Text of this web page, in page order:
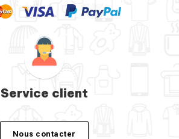
Service client
Nous contacter